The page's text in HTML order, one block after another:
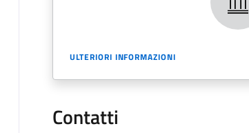
ULTERIORI INFORMAZIONI
Contatti